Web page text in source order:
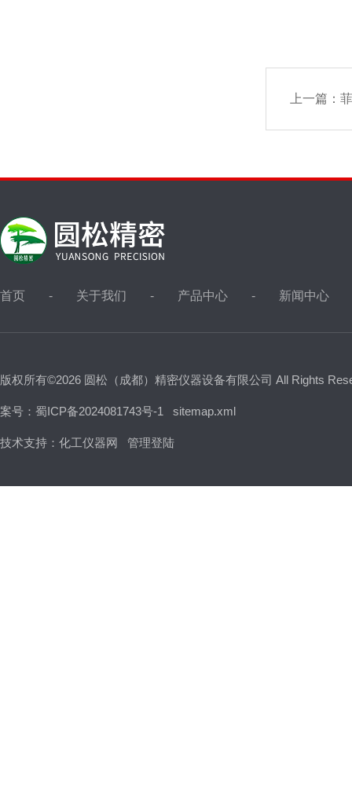
上一篇：
首页 关于我们 产品中心 新闻中心
版权所有©2026 圆松（成都）精密仪器设备有限公司 All Rights
案号：蜀ICP备2024081743号-1 sitemap.xml
技术支持： 化工仪器网 管理登陆